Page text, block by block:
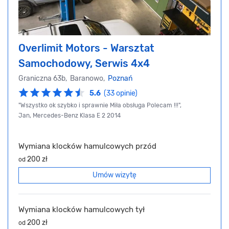
Overlimit Motors - Warsztat
Samochodowy, Serwis 4x4
Graniczna 63b, Baranowo, Poznań
5.6 (33 opinie)
"Wszystko ok szybko i sprawnie Miła obsługa Polecam !!!",
Jan, Mercedes-Benz Klasa E 2 2014
Wymiana klocków hamulcowych przód
od 200 zł
Umów wizytę
Wymiana klocków hamulcowych tył
od 200 zł